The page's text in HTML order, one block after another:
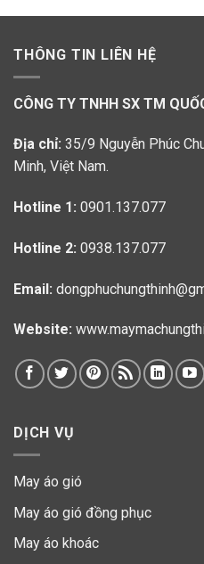
THÔNG TIN LIÊN HỆ
CÔNG TY TNHH SX TM
Địa chỉ: 35/9 Nguyễn Phúc
Minh, Việt Nam.
Hotline 1: 0901.137.077
Hotline 2: 0938.137.077
Email:
Website:
DỊCH VỤ
May áo gió
May áo gió đồng phục
May áo khoác